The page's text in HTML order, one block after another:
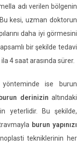
adı verilen bölgenin
kesi, uzman doktorun
daha iyi görmesini
bir şekilde tedavi
4 saat arasında sürer.
ise burun
burun derinizin altındaki
yeterlidir. Bu şekilde,
burun yapınızı
tekniklerinin her